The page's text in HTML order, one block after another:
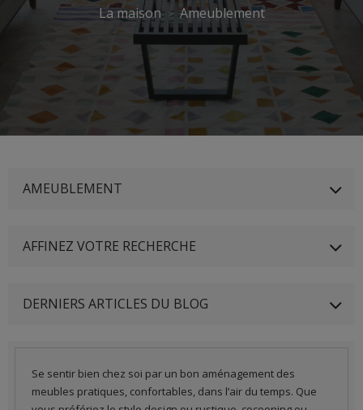
La maison Ameublement
AMEUBLEMENT
AFFINEZ VOTRE RECHERCHE
DERNIERS ARTICLES DU BLOG
Se sentir bien chez soi par un bon aménagement des
meubles pratiques, confortables, dans l’air du temps. Que